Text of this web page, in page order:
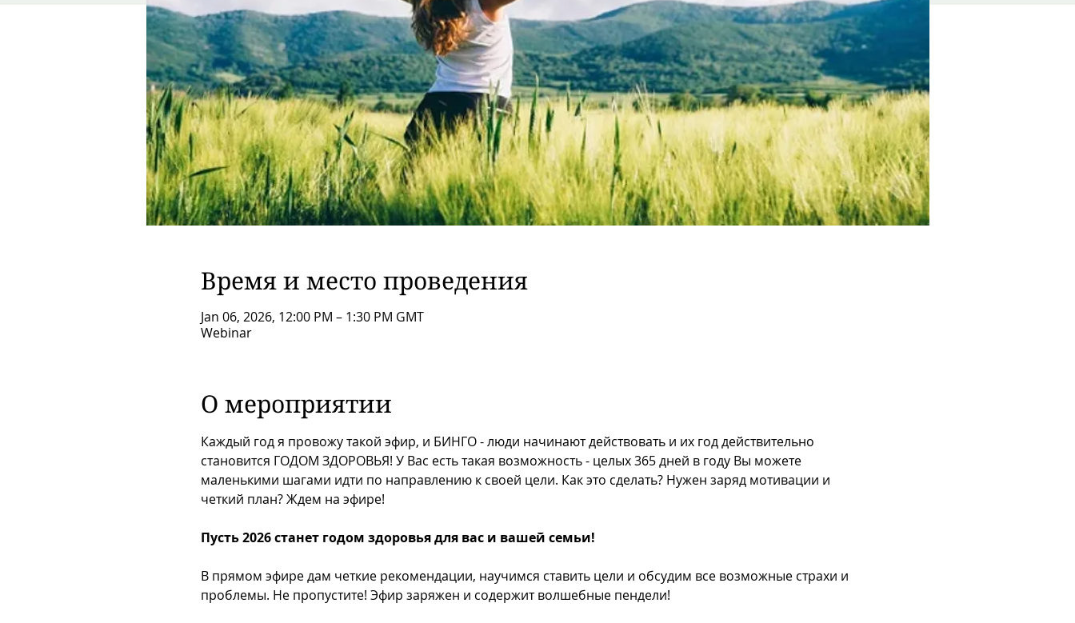
Время и место проведения
Jan 06, 2026, 12:00 PM – 1:30 PM GMT
Webinar
О мероприятии
Каждый год я провожу такой эфир, и БИНГО - люди начинают действовать и их год действительно
становится ГОДОМ ЗДОРОВЬЯ! У Вас есть такая возможность - целых 365 дней в году Вы можете
маленькими шагами идти по направлению к своей цели. Как это сделать? Нужен заряд мотивации и
четкий план? Ждем на эфире!
Пусть 2026 станет годом здоровья для вас и вашей семьи!
В прямом эфире дам четкие рекомендации, научимся ставить цели и обсудим все возможные страхи и
проблемы. Не пропустите! Эфир заряжен и содержит волшебные пендели!